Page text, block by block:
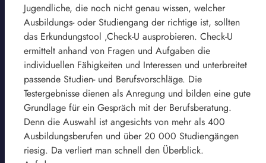
Jugendliche, die noch nicht genau wissen, welcher
Ausbildungs- oder Studiengang der richtige ist, sollten
das Erkundungstool ‚Check-U ausprobieren. Check-U
ermittelt anhand von Fragen und Aufgaben die
individuellen Fähigkeiten und Interessen und unterbreitet
passende Studien- und Berufsvorschläge. Die
Testergebnisse dienen als Anregung und bilden eine gute
Grundlage für ein Gespräch mit der Berufsberatung.
Denn die Auswahl ist angesichts von mehr als 400
Ausbildungsberufen und über 20 000 Studiengängen
riesig. Da verliert man schnell den Überblick.